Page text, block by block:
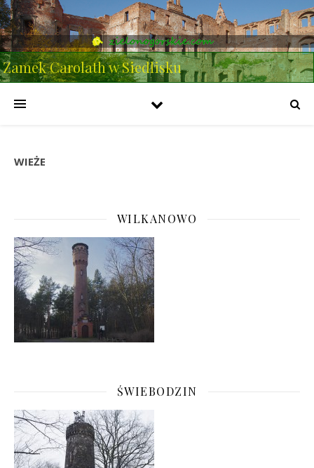
Zamek Carolath w Siedlisku
WIEŻE
WILKANOWO
ŚWIEBODZIN